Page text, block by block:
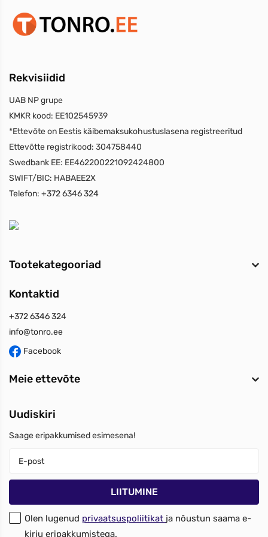
Rekvisiidid
UAB NP grupe
KMKR kood: EE102545939
*Ettevõte on Eestis käibemaksukohustuslasena registreeritud
Ettevõtte registrikood: 304758440
Swedbank EE: EE462200221092424800
SWIFT/BIC: HABAEE2X
Telefon: +372 6346 324
Tootekategooriad
Kontaktid
+372 6346 324
info@tonro.ee
Facebook
Meie ettevõte
Uudiskiri
Saage eripakkumised esimesena!
Olen lugenud privaatsuspoliitikat ja nõustun saama e-
kirju eripakkumistega.